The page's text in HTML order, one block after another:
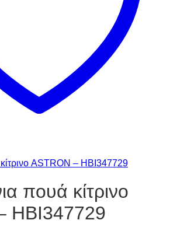
πουά κίτρινο
HBI347729